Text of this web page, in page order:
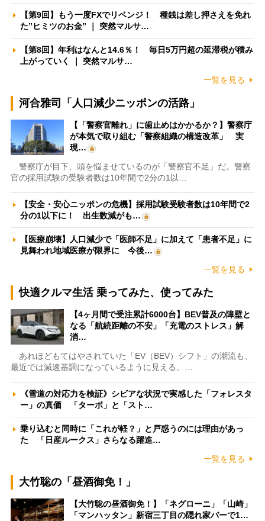
【第9回】もう一度FXでリベンジ！ 種銭は差し押さえを免れ
た”ヒミツのお金” ｜ 突然マルサ…
【第8回】年利はなんと14.6％！ 毎日5万円超の延滞税が積み
上がっていく ｜ 突然マルサ…
一覧を見る
河合雅司「人口減少ニッポンの活路」
【「警察官離れ」に歯止めはかかるか？】警察庁
が本気で取り組む「警察組織の構造改革」 実
現…
警察庁が目下、頭を悩ませているのが「警察官不足」だ。警察
官の採用試験の受験者数は10年間で2分の1以…
【安全・安心ニッポンの危機】採用試験受験者数は10年間で2
分の1以下に！ 出生数減がも…
【医療崩壊】人口減少で「医師不足」に加えて「患者不足」に
見舞われ地域医療が限界に 今後…
一覧を見る
快適クルマ生活 乗ってみた、使ってみた
【4ヶ月間で受注累計6000台】BEV普及の障壁と
なる「航続距離の不安」「充電のストレス」解
消…
あれほどもてはやされていた「EV（BEV）シフト」の潮流も、
最近では減速基調になっているように見える。…
《雪道の対応力を検証》シビアな状況で実感した「フォレスタ
ー」の真価 「ターボ」と「スト…
乗り込むと同時に「これが軽？」と戸惑うのには理由があっ
た 「日産ルークス」さらなる躍進…
一覧を見る
大竹聡の「昼酒御免！」
【大竹聡の昼酒御免！】「ネグローニ」「山崎」
「マンハッタン」新宿三丁目の隠れ家バーで1…